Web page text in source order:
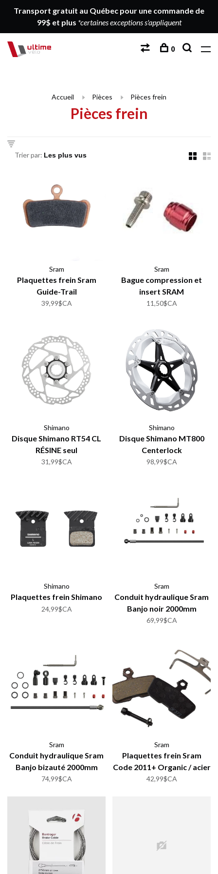
Transport gratuit au Québec pour une commande de
99$ et plus *certaines exceptions s'appliquent
0
Accueil Pièces Pièces frein
Pièces frein
Trier par:
Sram
Plaquettes frein Sram
Guide-Trail
39,99$CA
Sram
Bague compression et
insert SRAM
11,50$CA
Shimano
Disque Shimano RT54 CL
RÉSINE seul
31,99$CA
Shimano
Disque Shimano MT800
Centerlock
98,99$CA
Shimano
Plaquettes frein Shimano
24,99$CA
Sram
Conduit hydraulique Sram
Banjo noir 2000mm
69,99$CA
Sram
Conduit hydraulique Sram
Banjo bizauté 2000mm
74,99$CA
Sram
Plaquettes frein Sram
Code 2011+ Organic / acier
42,99$CA